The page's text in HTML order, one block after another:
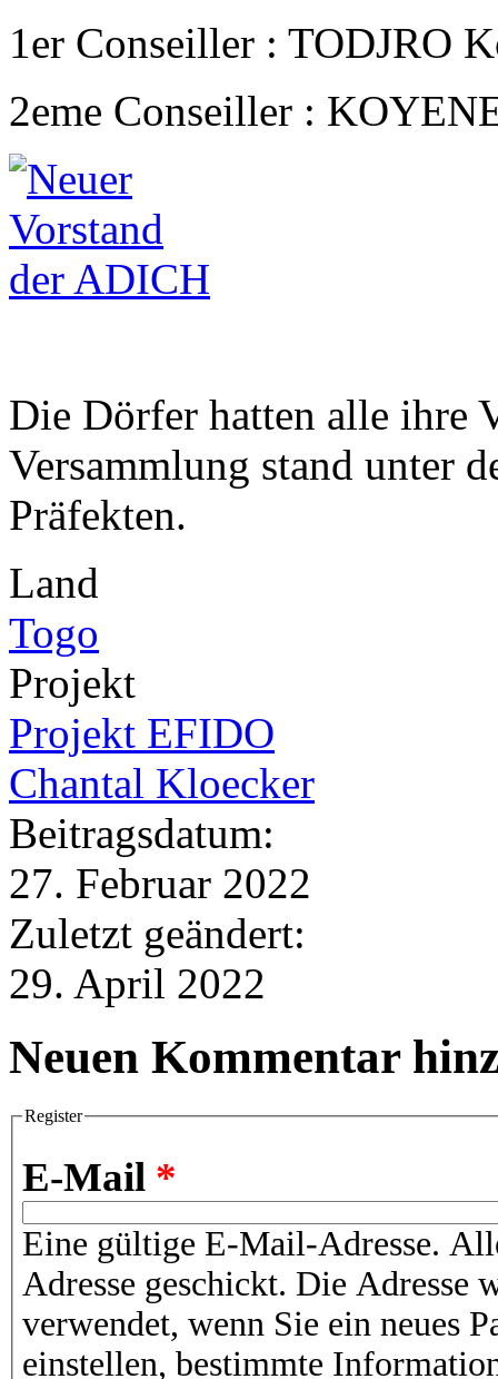
1er Conseiller : TODJRO
2eme Conseiller :
Die Dörfer hatten alle ihre
Versammlung stand unter
Präfekten.
Land
Togo
Projekt
Projekt EFIDO
Chantal Kloecker
Beitragsdatum:
27. Februar 2022
Zuletzt geändert:
29. April 2022
Neuen Kommentar
Register
E-Mail *
Eine gültige E-Mail-Adresse.
Adresse geschickt. Die
verwendet, wenn Sie ein neues
einstellen, bestimmte